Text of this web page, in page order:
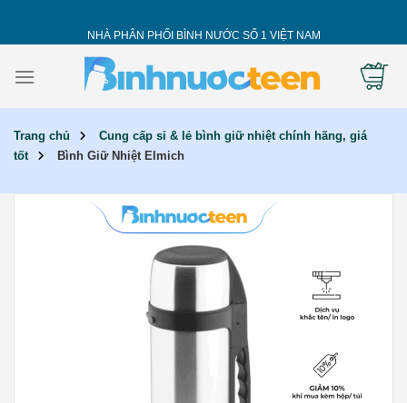
NHÀ PHÂN PHỐI BÌNH NƯỚC SỐ 1 VIỆT NAM
Trang chủ
Cung cấp sỉ & lẻ bình giữ nhiệt chính hãng, giá
tốt
Bình Giữ Nhiệt Elmich